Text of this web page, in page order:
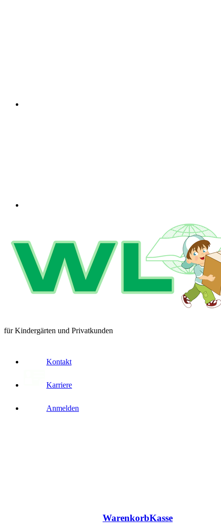
für Kindergärten und Privatkunden
Kontakt
Karriere
Anmelden
WarenkorbKasse